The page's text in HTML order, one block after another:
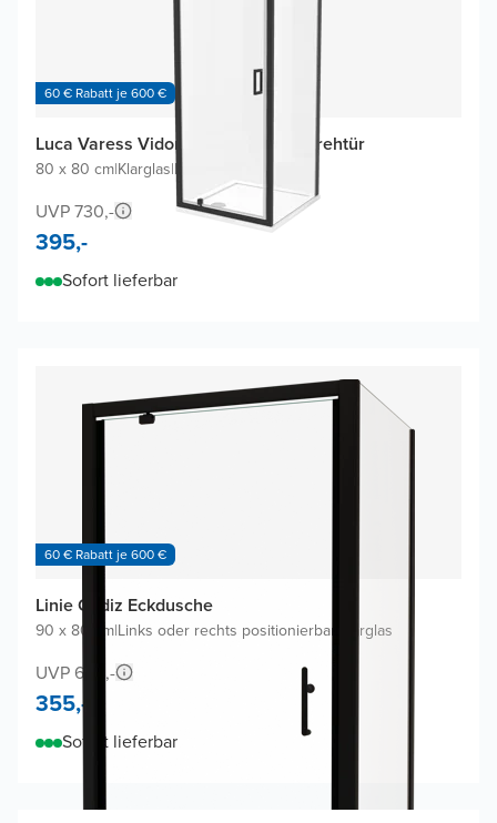
60 € Rabatt je 600 €
Luca Varess Vidor Eckdusche mit Drehtür
80 x 80 cm|Klarglas|Profil Schwarz
UVP 730,-
395,-
Sofort lieferbar
60 € Rabatt je 600 €
Linie Cadiz Eckdusche
90 x 80 cm|Links oder rechts positionierbar Klarglas
UVP 690,-
355,-
Sofort lieferbar